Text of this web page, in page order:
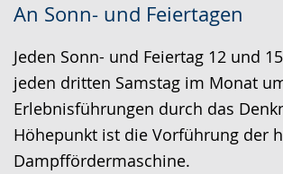
An Sonn- und Feiertagen
Leichten
Sprache
wechseln.
Audio-
Unterstützung.
Video
in
Deutscher
Gebärdensprache
wird
angezeigt.
Jeden Sonn- und Feiertag 12 und
jeden dritten Samstag im Monat
Erlebnisführungen durch das
Höhepunkt ist die Vorführung der
Dampffördermaschine.